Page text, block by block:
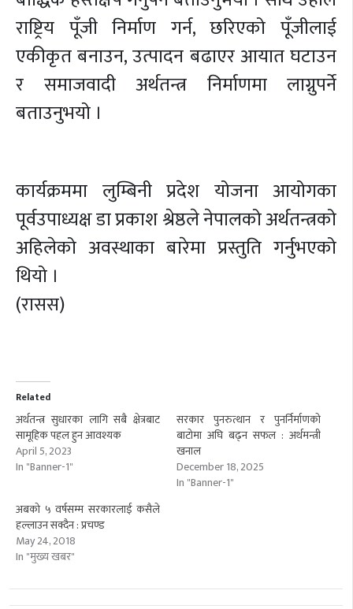
राष्ट्रिय पूँजी निर्माण गर्न, छरिएको पूँजीलाई
एकीकृत बनाउन, उत्पादन बढाएर आयात घटाउन
र समाजवादी अर्थतन्त्र निर्माणमा लाग्नुपर्ने
बताउनुभयो ।
कार्यक्रममा लुम्बिनी प्रदेश योजना आयोगका
पूर्वउपाध्यक्ष डा प्रकाश श्रेष्ठले नेपालको अर्थतन्त्रको
अहिलेको अवस्थाका बारेमा प्रस्तुति गर्नुभएको
थियो ।
(रासस)
Related
अर्थतन्त्र सुधारका लागि सबै क्षेत्रबाट
सामूहिक पहल हुन आवश्यक
April 5, 2023
In "Banner-1"
सरकार पुनरुत्थान र पुनर्निर्माणको
बाटोमा अघि बढ्न सफल : अर्थमन्त्री
खनाल
December 18, 2025
In "Banner-1"
अबको ५ वर्षसम्म सरकारलाई कसैले
हल्लाउन सक्दैन : प्रचण्ड
May 24, 2018
In "मुख्य खबर"